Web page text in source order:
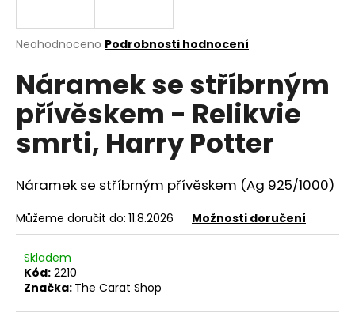
Průměrné
produktu
je
5
hvězdiček.
Neohodnoceno Podrobnosti hodnocení
Náramek se stříbrným
přívěskem - Relikvie
smrti, Harry Potter
Náramek se stříbrným přívěskem (Ag 925/1000)
Můžeme doručit do: 11.8.2026 Možnosti doručení
Skladem
Kód: 2210
Značka: The Carat Shop
j
t
?
HLEDAT
D
o
p